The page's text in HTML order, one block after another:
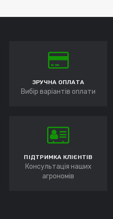
ЗРУЧНА ОПЛАТА
Вибір варіантів оплати
ПІДТРИМКА КЛІЄНТІВ
Консультація наших
агрономів